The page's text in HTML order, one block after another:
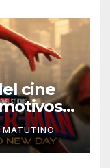
cine
MATUTINO